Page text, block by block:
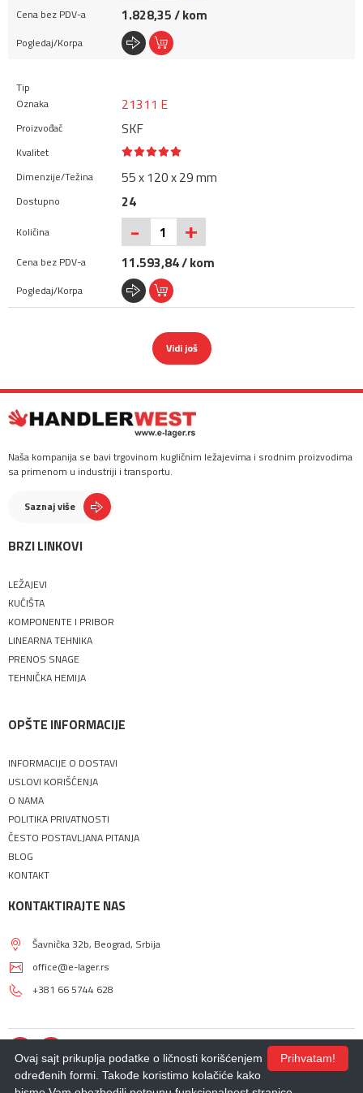
1.828,35 / kom
21311 E
SKF
55 x 120 x 29 mm
24
- +
11.593,84 / kom
Vidi još
Naša kompanija se bavi trgovinom kugličnim ležajevima i srodnim proizvodima
sa primenom u industriji i transportu.
Saznaj više
BRZI LINKOVI
LEŽAJEVI
KUĆIŠTA
KOMPONENTE I PRIBOR
LINEARNA TEHNIKA
PRENOS SNAGE
TEHNIČKA HEMIJA
OPŠTE INFORMACIJE
INFORMACIJE O DOSTAVI
USLOVI KORIŠĆENJA
O NAMA
POLITIKA PRIVATNOSTI
ČESTO POSTAVLJANA PITANJA
BLOG
KONTAKT
KONTAKTIRAJTE NAS
Šavnička 32b, Beograd, Srbija
office@e-lager.rs
+381 66 5744 628
Prihvatam!
Ovaj sajt prikuplja podatke o ličnosti korišćenjem
određenih formi. Takođe koristimo kolačiće kako